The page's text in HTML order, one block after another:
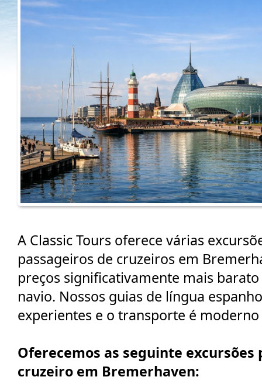
A Classic Tours oferece várias
passageiros de cruzeiros em
preços significativamente mais
navio. Nossos guias de língua
experientes e o transporte é
Oferecemos as seguinte excursões
cruzeiro em Bremerhaven: